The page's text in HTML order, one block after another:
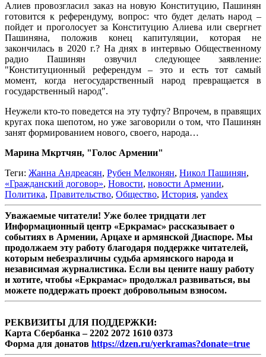
Алиев провозгласил заказ на новую Конституцию, Пашинян
готовится к референдуму, вопрос: что будет делать народ –
пойдет и проголосует за Конституцию Алиева или свергнет
Пашиняна, положив конец капитуляции, которая не
закончилась в 2020 г.? На днях в интервью Общественному
радио Пашинян озвучил следующее заявление:
"Конституционный референдум – это и есть тот самый
момент, когда негосударственный народ превращается в
государственный народ".
Неужели кто-то поведется на эту туфту? Впрочем, в правящих
кругах пока шепотом, но уже заговорили о том, что Пашинян
занят формированием нового, своего, народа…
Марина Мкртчян, "Голос Армении"
Теги: Жанна Андреасян, Рубен Мелконян, Никол Пашинян,
«Гражданский договор», Новости, новости Армении,
Политика, Правительство, Общество, История, yandex
Уважаемые читатели! Уже более тридцати лет
Информационный центр «Еркрамас» рассказывает о
событиях в Армении, Арцахе и армянской Диаспоре. Мы
продолжаем эту работу благодаря поддержке читателей,
которым небезразличны судьба армянского народа и
независимая журналистика. Если вы цените нашу работу
и хотите, чтобы «Еркрамас» продолжал развиваться, вы
можете поддержать проект добровольным взносом.
РЕКВИЗИТЫ ДЛЯ ПОДДЕРЖКИ:
Карта Сбербанка – 2202 2072 1610 0373
Форма для донатов https://dzen.ru/yerkramas?donate=true